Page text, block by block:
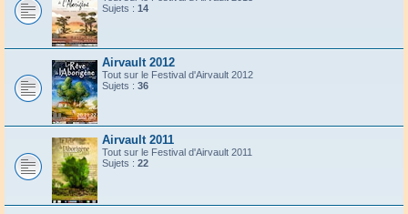
Sujets : 14
Airvault 2012
Tout sur le Festival d'Airvault 2012
Sujets : 36
Airvault 2011
Tout sur le Festival d'Airvault 2011
Sujets : 22